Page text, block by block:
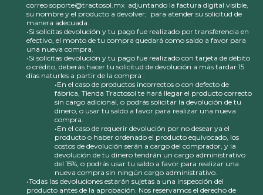
correo soporte@tractosol.mxadjuntando la factura digital visible,
su nombre y el producto a devolver; para atender su solicitud de
manera adecuada.
•Si solicitas devolución y tu pago fue realizado por transferencia en
efectivo, el monto de tu compra quedará como saldo a favor para
una nueva compra.
•Si solicitas devolución y tu pago fue realizado con tarjeta de débito
o crédito, deberás hacer tu solicitud de devolución a más tardar 15
días naturles a partir de la compra :
•En el caso de productos incorrectos o con defecto de
fábrica, Tienda Tractosol te hará llegar el producto correcto
sin cargo adicional, o podrás solicitar la devolución de tu
dinero, o usar tu saldo a favor para realizar una nueva
compra.
•En el caso de requerir devolución por no desear ya el
producto o haber ordenado el producto equivocado, los
costos de devolución serán a cargo del comprador, y la
devolución de tu dinero tendrán un cargo administrativo
del 15%, o podrás usar tu saldo a favor para realizar una
nueva compra sin ningún cargo administrativo.
•Todas las devoluciones estarán sujetas a una inspección del
producto antes de la aprobación. Nos reservamos el derecho de